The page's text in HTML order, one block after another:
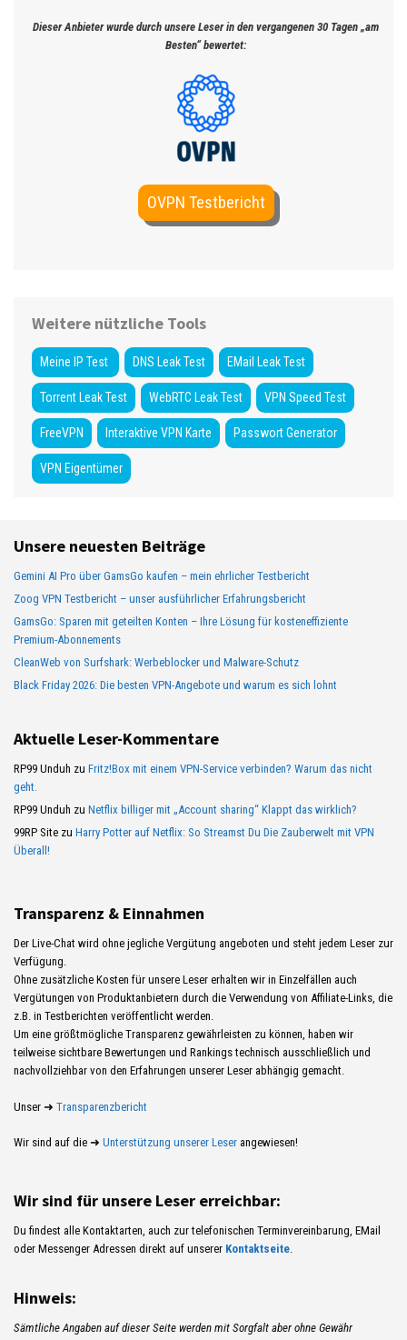
Dieser Anbieter wurde durch unsere Leser in den vergangenen 30 Tagen „am
Besten“ bewertet:
OVPN Testbericht
Weitere nützliche Tools
Meine IP Test DNS Leak Test EMail Leak Test
Torrent Leak Test WebRTC Leak Test VPN Speed Test
FreeVPN Interaktive VPN Karte Passwort Generator
VPN Eigentümer
Unsere neuesten Beiträge
Gemini AI Pro über GamsGo kaufen – mein ehrlicher Testbericht
Zoog VPN Testbericht – unser ausführlicher Erfahrungsbericht
GamsGo: Sparen mit geteilten Konten – Ihre Lösung für kosteneffiziente
Premium-Abonnements
CleanWeb von Surfshark: Werbeblocker und Malware-Schutz
Black Friday 2026: Die besten VPN-Angebote und warum es sich lohnt
Aktuelle Leser-Kommentare
RP99 Unduh zu Fritz!Box mit einem VPN-Service verbinden? Warum das nicht
geht.
RP99 Unduh zu Netflix billiger mit „Account sharing“ Klappt das wirklich?
99RP Site zu Harry Potter auf Netflix: So Streamst Du Die Zauberwelt mit VPN
Überall!
Transparenz & Einnahmen
Der Live-Chat wird ohne jegliche Vergütung angeboten und steht jedem Leser zur
Verfügung.
Ohne zusätzliche Kosten für unsere Leser erhalten wir in Einzelfällen auch
Vergütungen von Produktanbietern durch die Verwendung von Affiliate-Links, die
z.B. in Testberichten veröffentlicht werden.
Um eine größtmögliche Transparenz gewährleisten zu können, haben wir
teilweise sichtbare Bewertungen und Rankings technisch ausschließlich und
nachvollziehbar von den Erfahrungen unserer Leser abhängig gemacht.
Unser ➜ Transparenzbericht
Wir sind auf die ➜ Unterstützung unserer Leser angewiesen!
Wir sind für unsere Leser erreichbar:
Du findest alle Kontaktarten, auch zur telefonischen Terminvereinbarung, EMail
oder Messenger Adressen direkt auf unserer Kontaktseite.
Hinweis:
Sämtliche Angaben auf dieser Seite werden mit Sorgfalt aber ohne Gewähr